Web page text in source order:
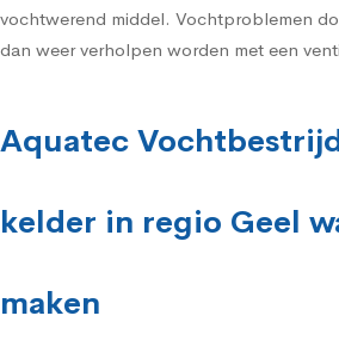
vochtwerend middel. Vochtproblemen
dan weer verholpen worden met een
Aquatec
kelder in regio Geel
maken